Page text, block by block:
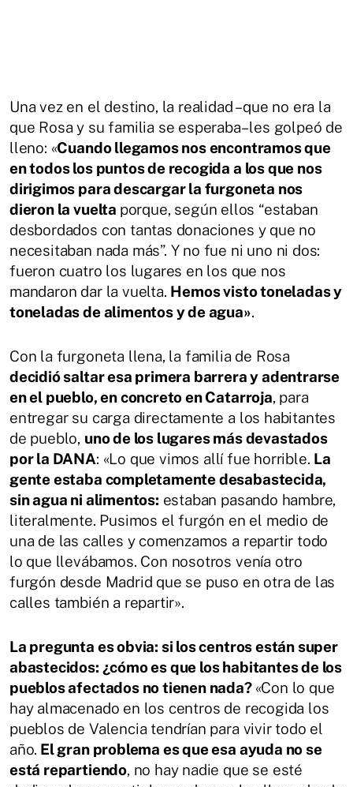
Una vez en el destino, la realidad –que no era la
que Rosa y su familia se esperaba– les golpeó de
lleno: «Cuando llegamos nos encontramos que
en todos los puntos de recogida a los que nos
dirigimos para descargar la furgoneta nos
dieron la vuelta porque, según ellos “estaban
desbordados con tantas donaciones y que no
necesitaban nada más”. Y no fue ni uno ni dos:
fueron cuatro los lugares en los que nos
mandaron dar la vuelta. Hemos visto toneladas y
toneladas de alimentos y de agua».
Con la furgoneta llena, la familia de Rosa
decidió saltar esa primera barrera y adentrarse
en el pueblo, en concreto en Catarroja, para
entregar su carga directamente a los habitantes
de pueblo, uno de los lugares más devastados
por la DANA: «Lo que vimos allí fue horrible. La
gente estaba completamente desabastecida,
sin agua ni alimentos: estaban pasando hambre,
literalmente. Pusimos el furgón en el medio de
una de las calles y comenzamos a repartir todo
lo que llevábamos. Con nosotros venía otro
furgón desde Madrid que se puso en otra de las
calles también a repartir».
La pregunta es obvia: si los centros están super
abastecidos: ¿cómo es que los habitantes de los
pueblos afectados no tienen nada?«Con lo que
hay almacenado en los centros de recogida los
pueblos de Valencia tendrían para vivir todo el
año. El gran problema es que esa ayuda no se
está repartiendo, no hay nadie que se esté